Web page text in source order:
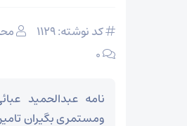
کد نوشته: 1129
۰
نامه عبدالحمید
ومستمری بگیران